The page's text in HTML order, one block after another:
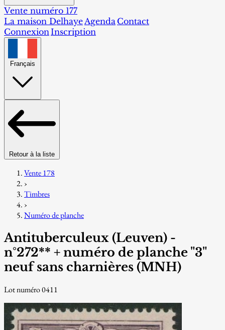
Vente numéro 177
La maison DelhayeAgenda Contact
ConnexionInscription
Français
Retour à la liste
Vente 178
›
Timbres
›
Numéro de planche
Antituberculeux (Leuven) -
n°272** + numéro de planche "3"
neuf sans charnières (MNH)
Lot numéro 0411